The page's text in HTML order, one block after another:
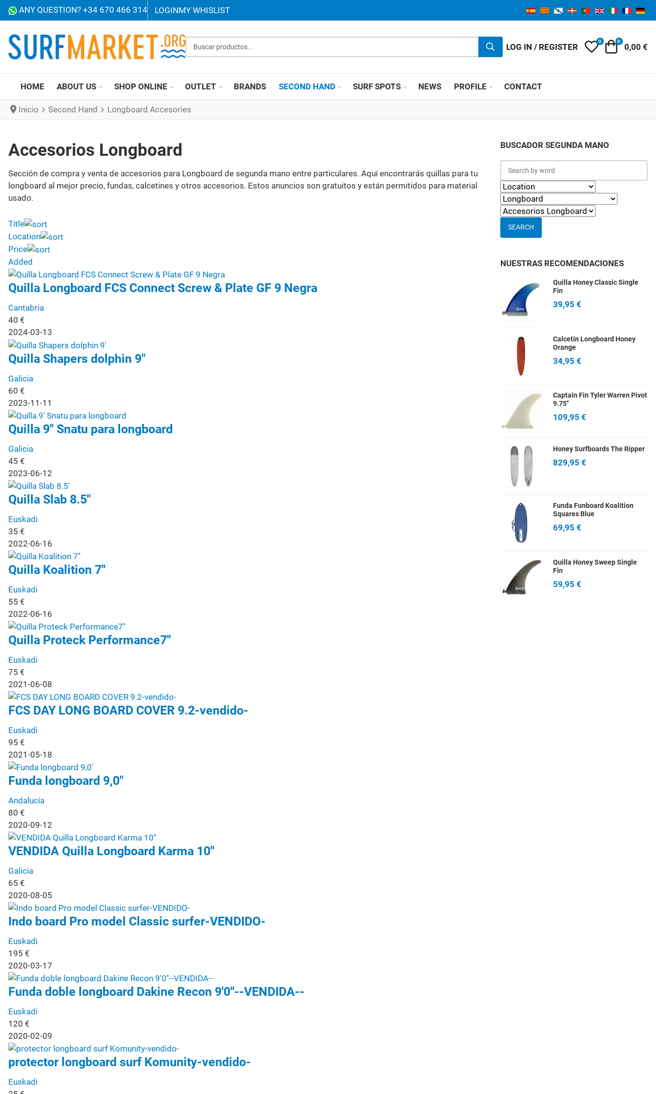
ANY QUESTION? +34 670 466 314 LOGINMY WHISLIST
Buscar productos... LOG IN / REGISTER My Wishlist
0 Cart
0
0,00 €
HOME ABOUT US SHOP ONLINE OUTLET BRANDS SECOND HAND SURF SPOTS NEWS PROFILE CONTACT
Inicio Second Hand Longboard Accesories
Accesorios Longboard
Sección de compra y venta de accesorios para Longboard de segunda mano entre particulares. Aquí encontrarás quillas para tu
longboard al mejor precio, fundas, calcetines y otros accesorios. Estos anuncios son gratuitos y están permitidos para material
usado.
Title
Location
Price
Added
Quilla Longboard FCS Connect Screw & Plate GF 9 Negra
Cantabria
40 €
2024-03-13
Quilla Shapers dolphin 9"
Galicia
60 €
2023-11-11
Quilla 9" Snatu para longboard
Galicia
45 €
2023-06-12
Quilla Slab 8.5"
Euskadi
35 €
2022-06-16
Quilla Koalition 7''
Euskadi
55 €
2022-06-16
Quilla Proteck Performance7''
Euskadi
75 €
2021-06-08
FCS DAY LONG BOARD COVER 9.2-vendido-
Euskadi
95 €
2021-05-18
Funda longboard 9,0"
Andalucía
80 €
2020-09-12
VENDIDA Quilla Longboard Karma 10''
Galicia
65 €
2020-08-05
Indo board Pro model Classic surfer-VENDIDO-
Euskadi
195 €
2020-03-17
Funda doble longboard Dakine Recon 9'0''--VENDIDA--
Euskadi
120 €
2020-02-09
protector longboard surf Komunity-vendido-
Euskadi
BUSCADOR SEGUNDA MANO
SEARCH
NUESTRAS RECOMENDACIONES
Quilla Honey Classic Single
Fin
39,95 €
Calcetín Longboard Honey
Orange
34,95 €
Captain Fin Tyler Warren Pivot
9.75''
109,95 €
Honey Surfboards The Ripper
829,95 €
Funda Funboard Koalition
Squares Blue
69,95 €
Quilla Honey Sweep Single
Fin
59,95 €